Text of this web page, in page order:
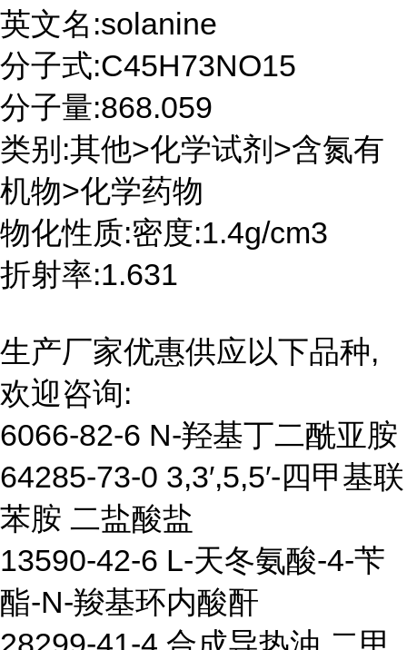
英文名:solanine
分子式:C45H73NO15
分子量:868.059
类别:其他>化学试剂>含氮有
机物>化学药物
物化性质:密度:1.4g/cm3
折射率:1.631
生产厂家优惠供应以下品种,
欢迎咨询:
6066-82-6 N-羟基丁二酰亚胺
64285-73-0 3,3′,5,5′-四甲基联
苯胺 二盐酸盐
13590-42-6 L-天冬氨酸-4-苄
酯-N-羧基环内酸酐